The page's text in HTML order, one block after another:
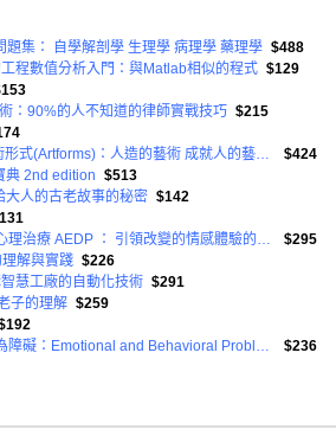
集： 自學解剖學 生理學 病理學 藥理學 $488
程數值分析入門：與Matlab相似的程式 $129
：90%的人不知道的律師實戰技巧 $215
Sigmapress Prebles 藝術形式(Artforms)：人造的藝術 成就人的藝術 第11版
$424
典 2nd edition $513
大人的古老故事的秘密 $142
Hakjisa 速成經驗性動力心理治療 AEDP ： 引領改變的情感體驗的力量
$295
解與實踐 $226
慧工廠的自動化技術 $291
子的理解 $259
Sigmapress 幼兒情緒行為障礙：Emotional and Behavioral Problems of Young Children 2/e $236